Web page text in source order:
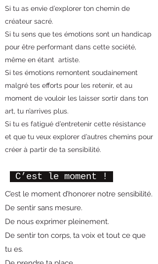
Si tu as envie d’explorer ton chemin de
créateur sacré.
Si tu sens que tes émotions sont un handicap
pour être performant dans cette société,
même en étant artiste.
Si tes émotions remontent soudainement
malgré tes efforts pour les retenir, et au
moment de vouloir les laisser sortir dans ton
art, tu n’arrives plus.
Si tu es fatigué d’entretenir cette résistance
et que tu veux explorer d’autres chemins pour
créer à partir de ta sensibilité.
C’est le moment !
C’est le moment d’honorer notre sensibilité.
De sentir sans mesure.
De nous exprimer pleinement.
De sentir ton corps, ta voix et tout ce que
tu es.